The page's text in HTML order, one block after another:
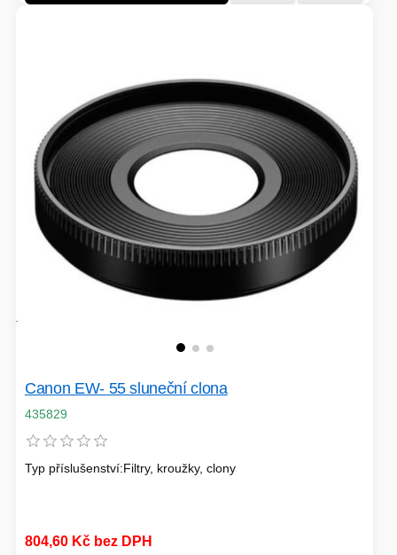
Canon EW- 55 sluneční clona
435829
Typ příslušenství:Filtry, kroužky, clony
804,60 Kč bez DPH